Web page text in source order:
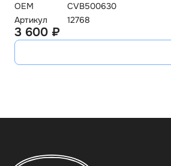
OEM
CVB500630
Артикул
12768
3 600 ₽